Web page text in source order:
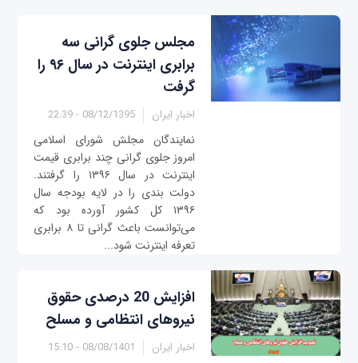
مجلس جلوی گرانی سه
برابری اینترنت در سال ۹۶ را
گرفت
اخبار ایران 08/12/1395 - 22:39
نمایندگان مجلش شورای اسلامی
امروز جلوی گرانی چند برابری قیمت
اینترنت در سال ۱۳۹۶ را گرفتند.
دولت بندی را در لایه بودجه سال
۱۳۹۶ کل کشور آورده بود که
می‌توانست باعث گرانی تا ۸ برابری
تعرفه اینترنت شود...
افزایش 20 درصدی حقوق
نیرو‌های انتظامی و مسلح
اخبار ایران 08/08/1401 - 15:10